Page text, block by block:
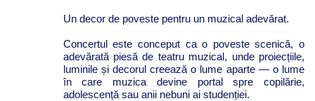
Un decor de poveste pentru un muzical adevărat.
Concertul este conceput ca o poveste scenică, o
adevărată piesă de teatru muzical, unde proiecțiile,
luminile și decorul creează o lume aparte — o lume
în care muzica devine portal spre copilărie,
adolescență sau anii nebuni ai studenției.